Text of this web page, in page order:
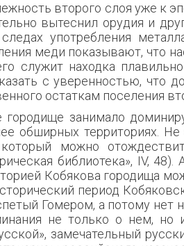
второго слоя уже к
вытеснил орудия и
употребления
меди показывают, что
служит находка
с уверенностью, что
остаткам поселения
городище занимало
обширных территориях.
можно
библиотека», IV,
Кобякова городища
период
Гомером, а потому нет
не только о нем, но
замечательный